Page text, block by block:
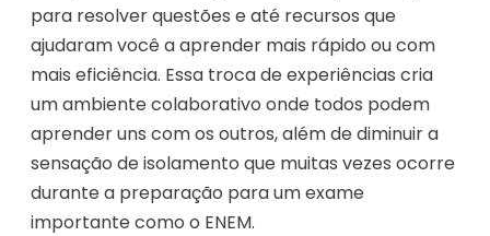
para resolver questões e até recursos que
ajudaram você a aprender mais rápido ou com
mais eficiência. Essa troca de experiências cria
um ambiente colaborativo onde todos podem
aprender uns com os outros, além de diminuir a
sensação de isolamento que muitas vezes ocorre
durante a preparação para um exame
importante como o ENEM.